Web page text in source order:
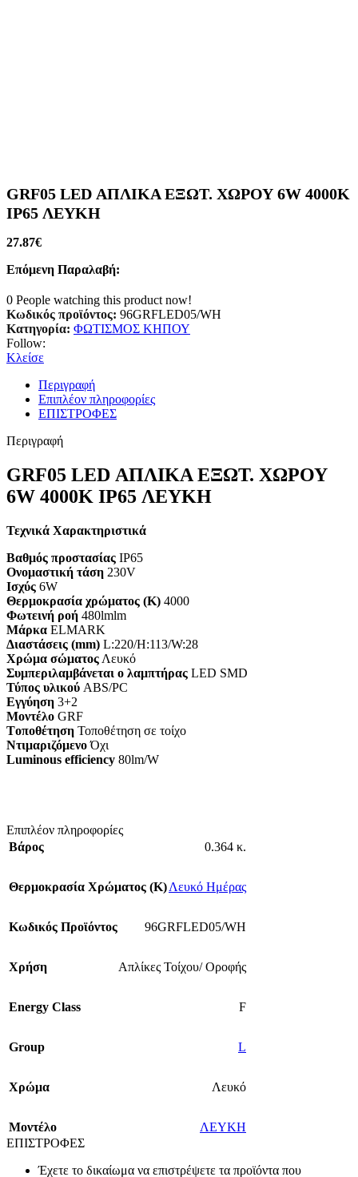
GRF05 LED ΑΠΛΙΚΑ ΕΞΩΤ. ΧΩΡΟΥ 6W 4000K
IP65 ΛΕΥΚΗ
27.87€
Επόμενη Παραλαβή:
0 People watching this product now!
Κωδικός προϊόντος: 96GRFLED05/WH
Κατηγορία: ΦΩΤΙΣΜΟΣ ΚΗΠΟΥ
Follow:
Κλείσε
Περιγραφή
Επιπλέον πληροφορίες
ΕΠΙΣΤΡΟΦΕΣ
Περιγραφή
GRF05 LED ΑΠΛΙΚΑ ΕΞΩΤ. ΧΩΡΟΥ
6W 4000K IP65 ΛΕΥΚΗ
Τεχνικά Χαρακτηριστικά
Βαθμός προστασίας IP65
Ονομαστική τάση 230V
Ισχύς 6W
Θερμοκρασία χρώματος (K) 4000
Φωτεινή ροή 480lmlm
Μάρκα ELMARK
Διαστάσεις (mm) L:220/H:113/W:28
Χρώμα σώματος Λευκό
Συμπεριλαμβάνεται ο λαμπτήρας LED SMD
Τύπος υλικού ABS/PC
Εγγύηση 3+2
Mοντέλο GRF
Tοποθέτηση Τοποθέτηση σε τοίχο
ΝτιμαριζόμενοΌχι
Luminous efficiency 80lm/W
Επιπλέον πληροφορίες
Βάρος
0.364 κ.
Θερμοκρασία Χρώματος (Κ)Λευκό Ημέρας
Κωδικός Προϊόντος 96GRFLED05/WH
Χρήση Απλίκες Τοίχου/ Οροφής
Energy Class F
Group L
Χρώμα Λευκό
Mοντέλο
ΛΕΥΚΗ
ΕΠΙΣΤΡΟΦΕΣ
Έχετε το δικαίωμα να επιστρέψετε τα προϊόντα που